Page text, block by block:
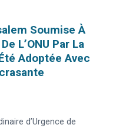
Soumise À
L’ONU Par La
Adoptée Avec
d’Urgence de